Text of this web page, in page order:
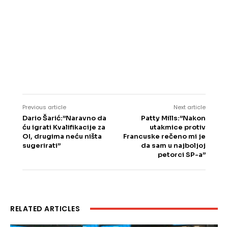
Previous article
Dario Šarić:”Naravno da
ću igrati Kvalifikacije za
OI, drugima neću ništa
sugerirati”
Next article
Patty Mills:”Nakon
utakmice protiv
Francuske rečeno mi je
da sam u najboljoj
petorci SP-a”
RELATED ARTICLES